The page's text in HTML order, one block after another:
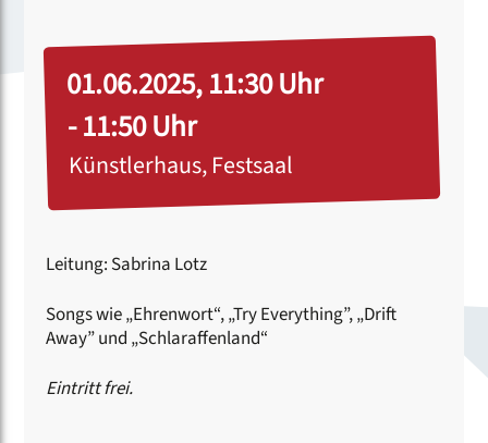
01.06.2025, 11:30 Uhr
- 11:50 Uhr
Künstlerhaus, Festsaal
Leitung: Sabrina Lotz
Songs wie „Ehrenwort“, „Try Everything”, „Drift
Away” und „Schlaraffenland“
Eintritt frei.